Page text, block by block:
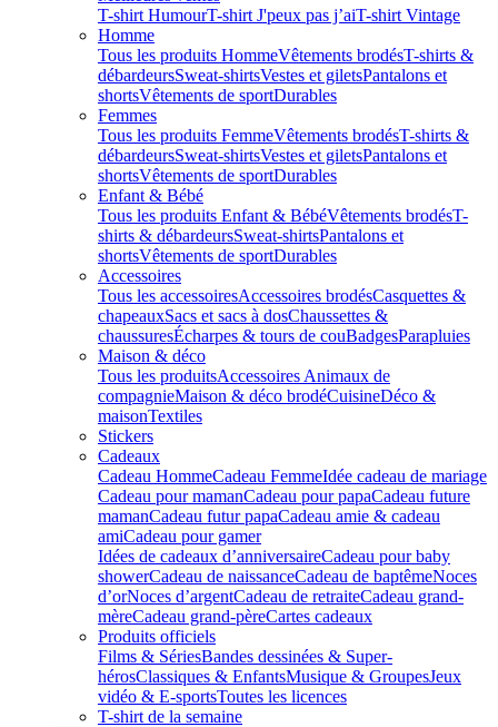
T-shirt HumourT-shirt J'peux pas j’aiT-shirt Vintage
Homme
Tous les produits HommeVêtements brodésT-shirts &
débardeursSweat-shirtsVestes et giletsPantalons et
shortsVêtements de sportDurables
Femmes
Tous les produits FemmeVêtements brodésT-shirts &
débardeursSweat-shirtsVestes et giletsPantalons et
shortsVêtements de sportDurables
Enfant & Bébé
Tous les produits Enfant & BébéVêtements brodésT-
shirts & débardeursSweat-shirtsPantalons et
shortsVêtements de sportDurables
Accessoires
Tous les accessoiresAccessoires brodésCasquettes &
chapeauxSacs et sacs à dosChaussettes &
chaussuresÉcharpes & tours de couBadgesParapluies
Maison & déco
Tous les produitsAccessoires Animaux de
compagnieMaison & déco brodéCuisineDéco &
maisonTextiles
Stickers
Cadeaux
Cadeau HommeCadeau FemmeIdée cadeau de mariage​
Cadeau pour mamanCadeau pour papaCadeau future
mamanCadeau futur papaCadeau amie & cadeau
amiCadeau pour gamer
Idées de cadeaux d’anniversaireCadeau pour baby
showerCadeau de naissanceCadeau de baptêmeNoces
d’orNoces d’argentCadeau de retraiteCadeau grand-
mèreCadeau grand-pèreCartes cadeaux
Produits officiels
Films & SériesBandes dessinées & Super-
hérosClassiques & EnfantsMusique & GroupesJeux
vidéo & E-sportsToutes les licences
T-shirt de la semaine